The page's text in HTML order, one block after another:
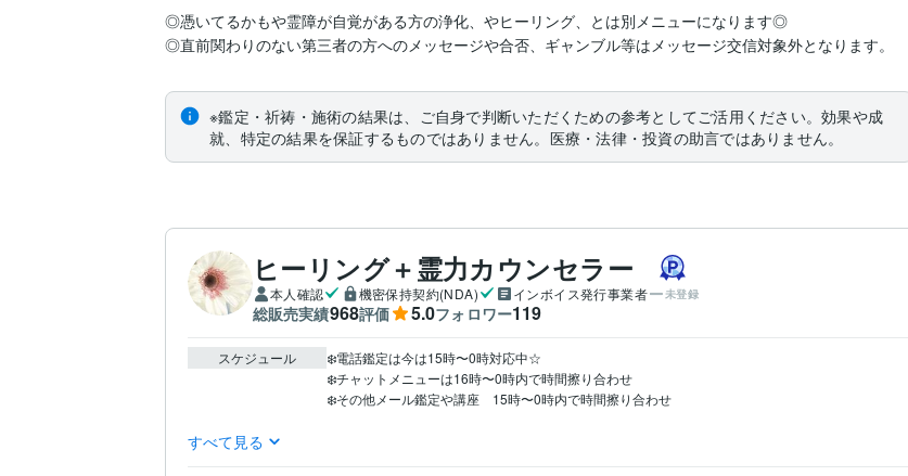
◎憑いてるかもや霊障が自覚がある方の浄化、やヒーリング、とは別メニューになります◎
◎直前関わりのない第三者の方へのメッセージや合否、ギャンブル等はメッセージ交信対象外となります。
※鑑定・祈祷・施術の結果は、ご自身で判断いただくための参考としてご活用ください。効果や成
就、特定の結果を保証するものではありません。医療・法律・投資の助言ではありません。
ヒーリング＋霊力カウンセラー
本人確認 機密保持契約(NDA) インボイス発行事業者 未登録
総販売実績968評価 5.0フォロワー119
スケジュール
❄️電話鑑定は今は15時〜0時対応中☆
❄️チャットメニューは16時〜0時内で時間擦り合わせ
❄️その他メール鑑定や講座　15時〜0時内で時間擦り合わせ
すべて見る